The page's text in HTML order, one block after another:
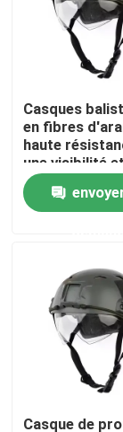
Vidéos
À propos de
Visite de
Contrôle de
Demandez
Usage
Gilet à
Casques
en fibres
haute
une visibilité
Casque de